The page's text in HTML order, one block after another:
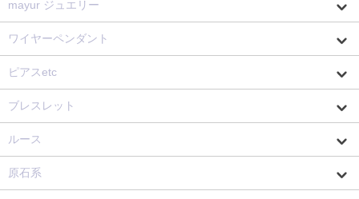
mayur ジュエリー
ワイヤーペンダント
ピアスetc
ブレスレット
ルース
原石系